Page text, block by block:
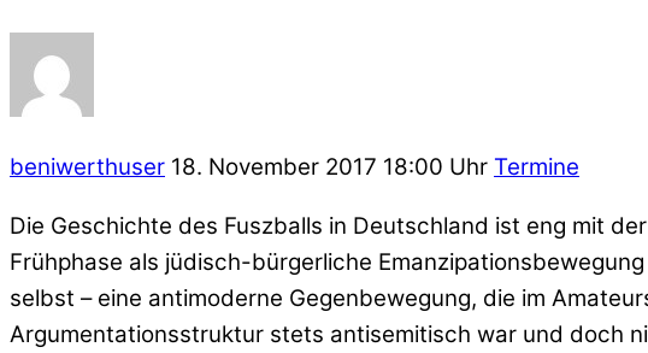
beniwerthuser 18. November 2017 18:00 Uhr Termine
Die Geschichte des Fuszballs in Deutschland ist eng mit
Frühphase als jüdisch-bürgerliche
selbst – eine antimoderne Gegenbewegung, die im
Argumentationsstruktur stets antisemitisch war und doch